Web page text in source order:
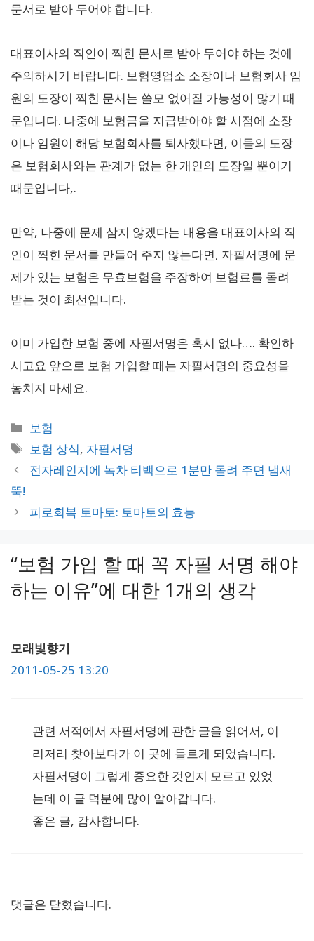
문서로 받아 두어야 합니다.
대표이사의 직인이 찍힌 문서로 받아 두어야 하는 것에
주의하시기 바랍니다. 보험영업소 소장이나 보험회사 임
원의 도장이 찍힌 문서는 쓸모 없어질 가능성이 많기 때
문입니다. 나중에 보험금을 지급받아야 할 시점에 소장
이나 임원이 해당 보험회사를 퇴사했다면, 이들의 도장
은 보험회사와는 관계가 없는 한 개인의 도장일 뿐이기
때문입니다,.
만약, 나중에 문제 삼지 않겠다는 내용을 대표이사의 직
인이 찍힌 문서를 만들어 주지 않는다면, 자필서명에 문
제가 있는 보험은 무효보험을 주장하여 보험료를 돌려
받는 것이 최선입니다.
이미 가입한 보험 중에 자필서명은 혹시 없나…. 확인하
시고요 앞으로 보험 가입할 때는 자필서명의 중요성을
놓치지 마세요.
카
테
리
보험
태
그
보험 상식, 자필서명
전자레인지에 녹차 티백으로 1분만 돌려 주면 냄새
뚝!
피로회복 토마토: 토마토의 효능
“보험 가입 할 때 꼭 자필 서명 해야
하는 이유”에 대한 1개의 생각
모래빛향기
2011-05-25 13:20
관련 서적에서 자필서명에 관한 글을 읽어서, 이
리저리 찾아보다가 이 곳에 들르게 되었습니다.
자필서명이 그렇게 중요한 것인지 모르고 있었
는데 이 글 덕분에 많이 알아갑니다.
좋은 글, 감사합니다.
댓글은 닫혔습니다.